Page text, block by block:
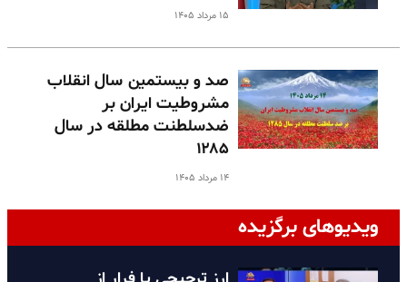
۱۵ مرداد ۱۴۰۵
صد و بیستمین سال انقلاب
مشروطیت ایران بر
ضدسلطنت مطلقه در سال
۱۲۸۵
۱۴ مرداد ۱۴۰۵
ویدیوهای برگزیده